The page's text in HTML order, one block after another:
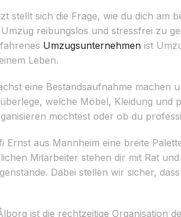
stellt sich die Frage, wie du dich am
reibungslos und stressfrei zu
Umzugsunternehmen ist
Leben.
eine Bestandsaufnahme machen
welche Möbel, Kleidung und
möchtest oder ob du
aus Mannheim eine breite
Mitarbeiter stehen dir mit Rat
Dabei stellen wir sicher,
ist die rechtzeitige Organisation